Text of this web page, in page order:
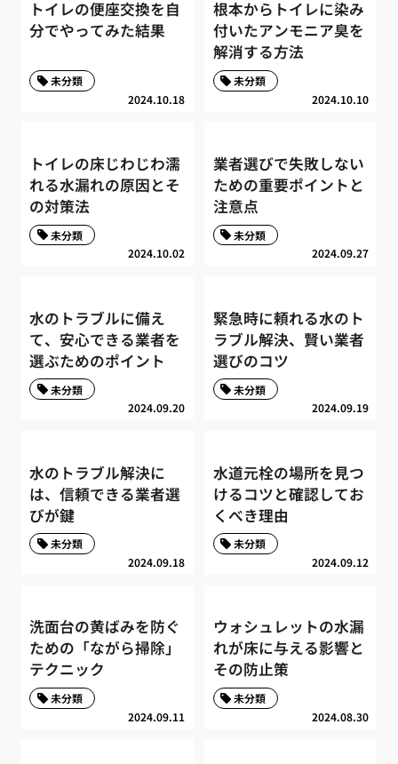
トイレの便座交換を自
分でやってみた結果
2024.10.18
未分類
根本からトイレに染み
付いたアンモニア臭を
解消する方法
2024.10.10
未分類
トイレの床じわじわ濡
れる水漏れの原因とそ
の対策法
2024.10.02
未分類
業者選びで失敗しない
ための重要ポイントと
注意点
2024.09.27
未分類
水のトラブルに備え
て、安心できる業者を
選ぶためのポイント
2024.09.20
未分類
緊急時に頼れる水のト
ラブル解決、賢い業者
選びのコツ
2024.09.19
未分類
水のトラブル解決に
は、信頼できる業者選
びが鍵
2024.09.18
未分類
水道元栓の場所を見つ
けるコツと確認してお
くべき理由
2024.09.12
未分類
洗面台の黄ばみを防ぐ
ための「ながら掃除」
テクニック
2024.09.11
未分類
ウォシュレットの水漏
れが床に与える影響と
その防止策
2024.08.30
未分類